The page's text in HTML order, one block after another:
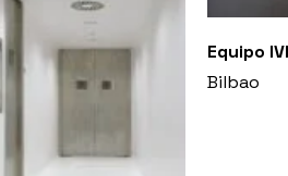
Equipo
Bilbao